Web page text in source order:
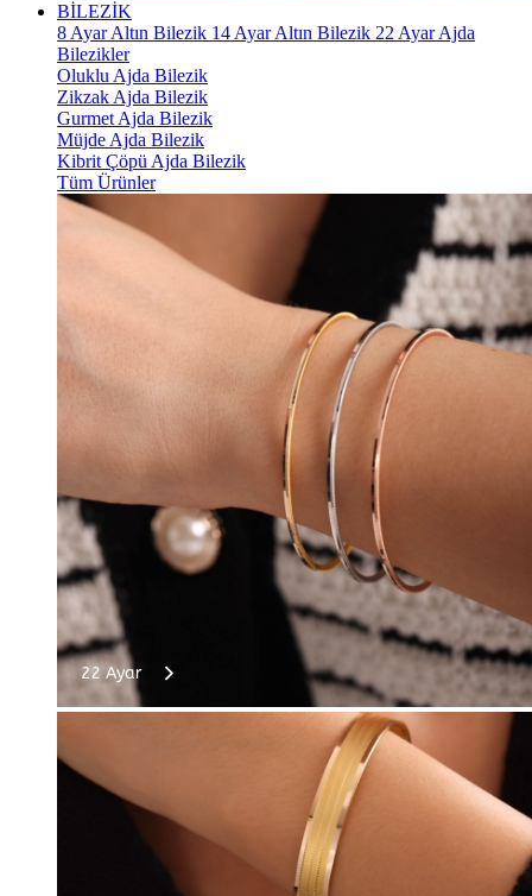
BİLEZİK
8 Ayar Altın Bilezik 14 Ayar Altın Bilezik 22 Ayar Ajda
Bilezikler
Oluklu Ajda Bilezik
Zikzak Ajda Bilezik
Gurmet Ajda Bilezik
Müjde Ajda Bilezik
Kibrit Çöpü Ajda Bilezik
Tüm Ürünler